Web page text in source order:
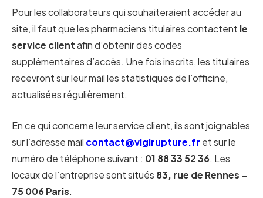
Pour les collaborateurs qui souhaiteraient accéder au
site, il faut que les pharmaciens titulaires contactent le
service clientafin d’obtenir des codes
supplémentaires d’accès. Une fois inscrits, les titulaires
recevront sur leur mail les statistiques de l’officine,
actualisées régulièrement.
En ce qui concerne leur service client, ils sont joignables
sur l’adresse mail contact@vigirupture.fr et sur le
numéro de téléphone suivant : 01 88 33 52 36. Les
locaux de l’entreprise sont situés 83, rue de Rennes –
75 006 Paris.